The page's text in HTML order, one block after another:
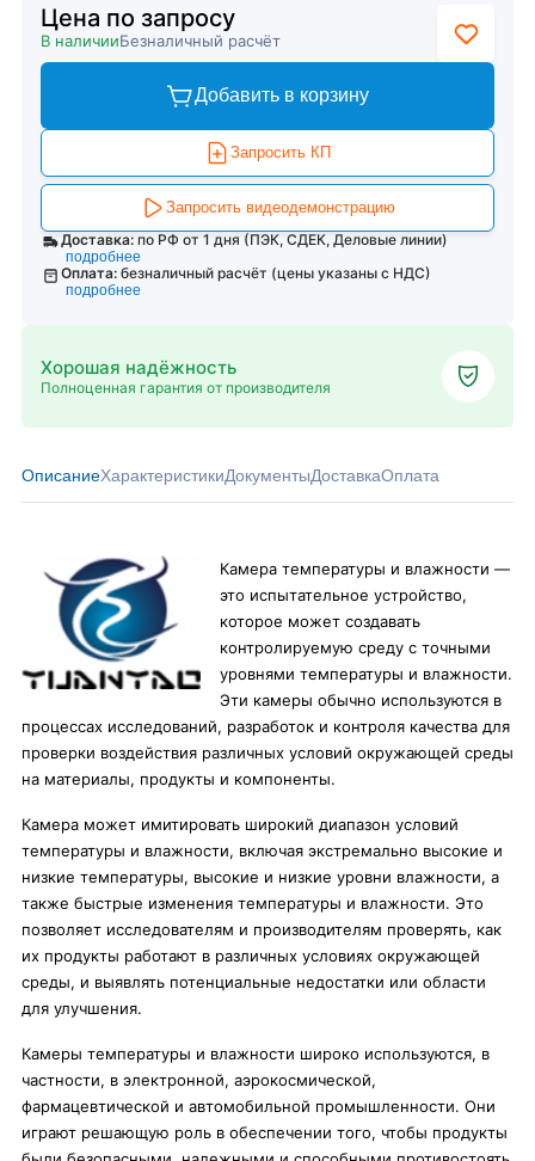
Цена по запросу
В наличииБезналичный расчёт
Добавить в корзину
Запросить КП
Запросить видеодемонстрацию
Доставка: по РФ от 1 дня (ПЭК, СДЕК, Деловые линии)
подробнее
Оплата: безналичный расчёт (цены указаны с НДС)
подробнее
Хорошая надёжность
Полноценная гарантия от производителя
ОписаниеХарактеристикиДокументыДоставкаОплата
Камера температуры и влажности —
это испытательное устройство,
которое может создавать
контролируемую среду с точными
уровнями температуры и влажности.
Эти камеры обычно используются в
процессах исследований, разработок и контроля качества для
проверки воздействия различных условий окружающей среды
на материалы, продукты и компоненты.
Камера может имитировать широкий диапазон условий
температуры и влажности, включая экстремально высокие и
низкие температуры, высокие и низкие уровни влажности, а
также быстрые изменения температуры и влажности. Это
позволяет исследователям и производителям проверять, как
их продукты работают в различных условиях окружающей
среды, и выявлять потенциальные недостатки или области
для улучшения.
Камеры температуры и влажности широко используются, в
частности, в электронной, аэрокосмической,
фармацевтической и автомобильной промышленности. Они
играют решающую роль в обеспечении того, чтобы продукты